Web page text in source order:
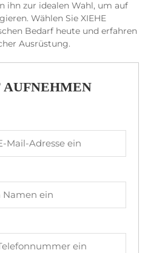
ihn zur idealen Wahl, um auf
Wählen Sie XIEHE
Bedarf heute und erfahren
Ausrüstung.